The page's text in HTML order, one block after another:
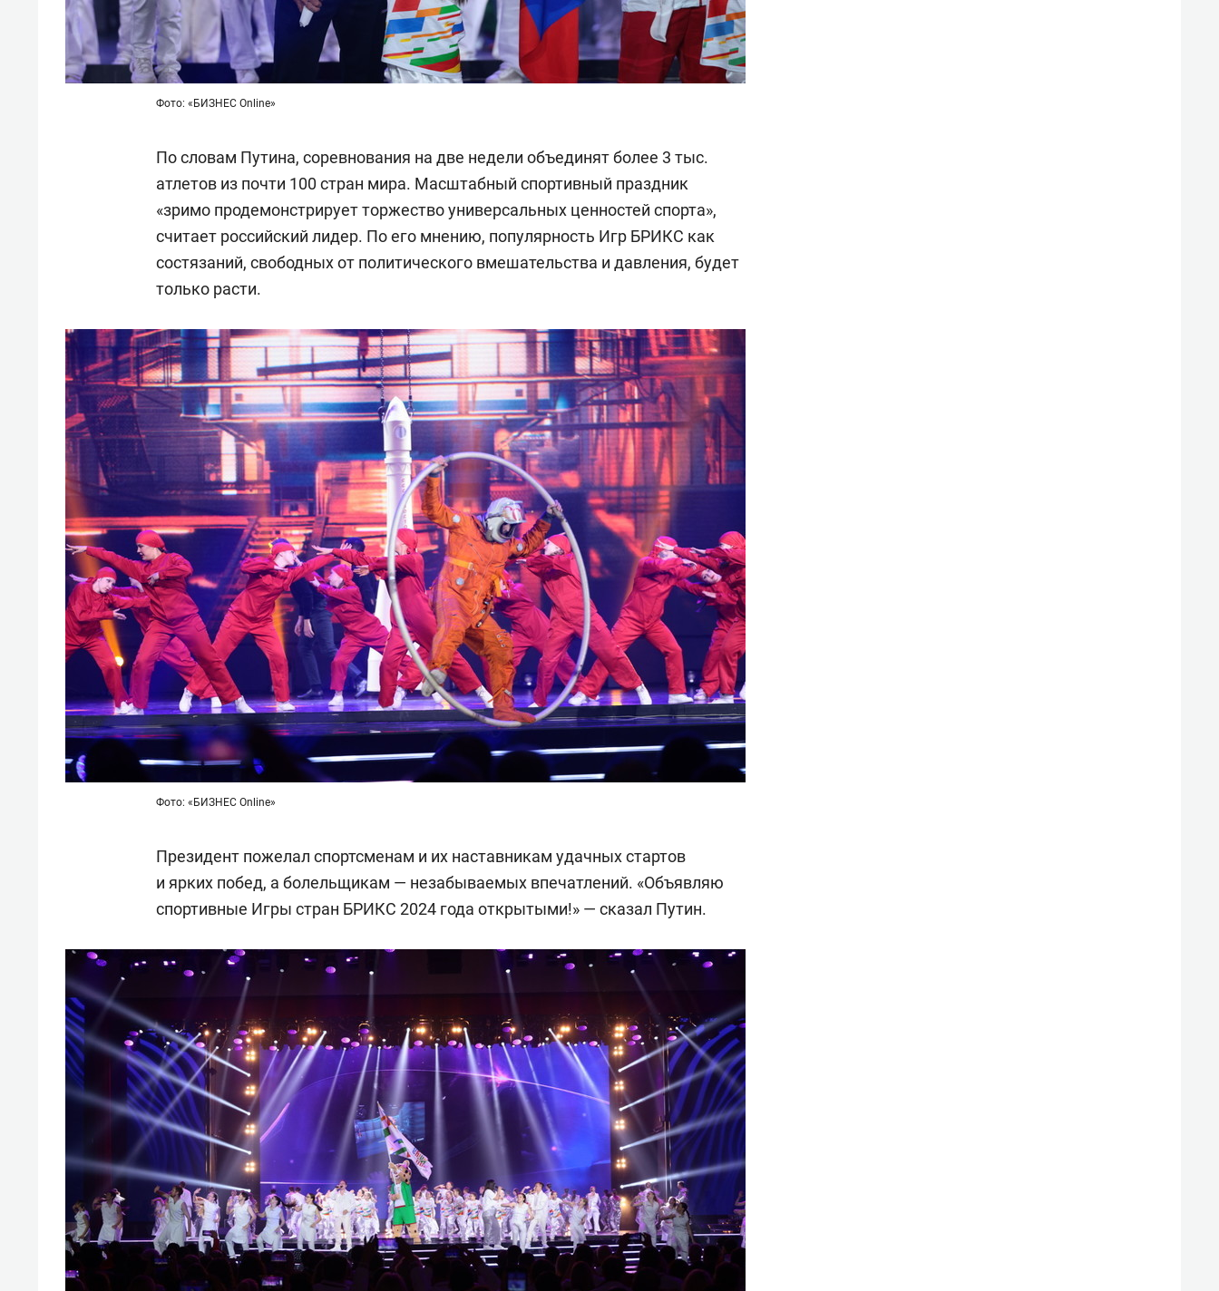
Фото: «БИЗНЕС Online»
По словам Путина, соревнования на две недели объединят более 3 тыс.
атлетов из почти 100 стран мира. Масштабный спортивный праздник
«зримо продемонстрирует торжество универсальных ценностей спорта»,
считает российский лидер. По его мнению, популярность Игр БРИКС как
состязаний, свободных от политического вмешательства и давления, будет
только расти.
Фото: «БИЗНЕС Online»
Президент пожелал спортсменам и их наставникам удачных стартов
и ярких побед, а болельщикам — незабываемых впечатлений. «Объявляю
спортивные Игры стран БРИКС 2024 года открытыми!» — сказал Путин.